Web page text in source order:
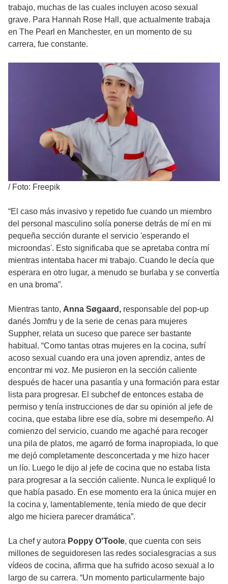
trabajo, muchas de las cuales incluyen acoso sexual
grave. Para Hannah Rose Hall, que actualmente trabaja
en The Pearl en Manchester, en un momento de su
carrera, fue constante.
/ Foto: Freepik
“El caso más invasivo y repetido fue cuando un miembro
del personal masculino solía ponerse detrás de mí en mi
pequeña sección durante el servicio 'esperando el
microondas'. Esto significaba que se apretaba contra mí
mientras intentaba hacer mi trabajo. Cuando le decía que
esperara en otro lugar, a menudo se burlaba y se convertía
en una broma”.
Mientras tanto, Anna Søgaard, responsable del pop-up
danés Jomfru y de la serie de cenas para mujeres
Suppher, relata un suceso que parece ser bastante
habitual. “Como tantas otras mujeres en la cocina, sufrí
acoso sexual cuando era una joven aprendiz, antes de
encontrar mi voz. Me pusieron en la sección caliente
después de hacer una pasantía y una formación para estar
lista para progresar. El subchef de entonces estaba de
permiso y tenía instrucciones de dar su opinión al jefe de
cocina, que estaba libre ese día, sobre mi desempeño. Al
comienzo del servicio, cuando me agaché para recoger
una pila de platos, me agarró de forma inapropiada, lo que
me dejó completamente desconcertada y me hizo hacer
un lío. Luego le dijo al jefe de cocina que no estaba lista
para progresar a la sección caliente. Nunca le expliqué lo
que había pasado. En ese momento era la única mujer en
la cocina y, lamentablemente, tenía miedo de que decir
algo me hiciera parecer dramática”.
La chef y autora Poppy O'Toole, que cuenta con seis
millones de seguidoresen las redes socialesgracias a sus
vídeos de cocina, afirma que ha sufrido acoso sexual a lo
largo de su carrera. “Un momento particularmente bajo